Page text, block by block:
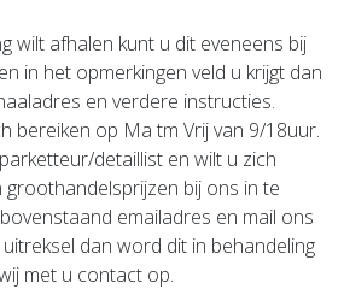
wilt afhalen kunt u dit eveneens bij
in het opmerkingen veld u krijgt dan
en verdere instructies.
bereiken op Ma tm Vrij van 9/18uur.
detaillist en wilt u zich
bij ons in te
emailadres en mail ons
dan word dit in behandeling
met u contact op.